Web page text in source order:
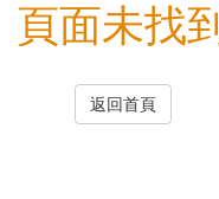
頁面未找到
返回首頁